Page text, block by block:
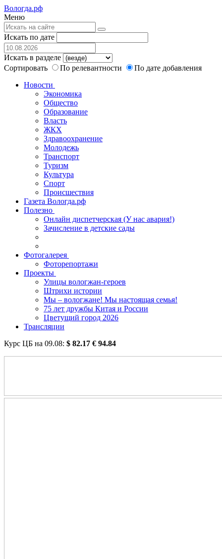
Вологда.рф
Меню
Искать по дате
Искать в разделе
Сортировать
По релевантности
По дате добавления
Новости
Экономика
Общество
Образование
Власть
ЖКХ
Здравоохранение
Молодежь
Транспорт
Туризм
Культура
Спорт
Происшествия
Газета Вологда.рф
Полезно
Онлайн диспетчерская (У нас авария!)
Зачисление в детские сады
Фотогалерея
Фоторепортажи
Проекты
Улицы вологжан-героев
Штрихи истории
Мы – вологжане! Мы настоящая семья!
75 лет дружбы Китая и России
Цветущий город 2026
Трансляции
Курс ЦБ на 09.08: $ 82.17 € 94.84